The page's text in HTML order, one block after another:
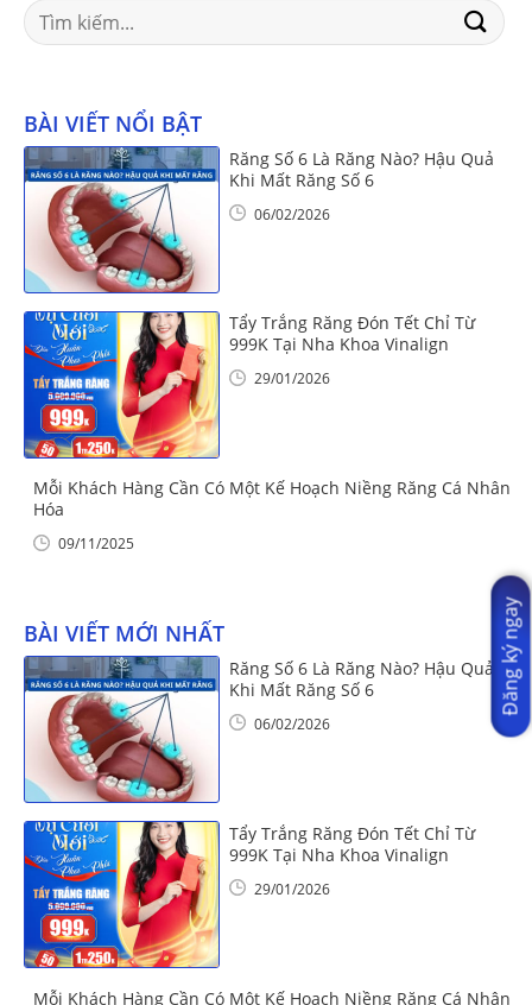
Search
for:
BÀI VIẾT NỔI BẬT
Răng Số 6 Là Răng Nào? Hậu Quả
Khi Mất Răng Số 6
06/02/2026
Tẩy Trắng Răng Đón Tết Chỉ Từ
999K Tại Nha Khoa Vinalign
29/01/2026
Mỗi Khách Hàng Cần Có Một Kế Hoạch Niềng Răng Cá Nhân
Hóa
09/11/2025
BÀI VIẾT MỚI NHẤT
Răng Số 6 Là Răng Nào? Hậu Quả
Khi Mất Răng Số 6
06/02/2026
Tẩy Trắng Răng Đón Tết Chỉ Từ
999K Tại Nha Khoa Vinalign
29/01/2026
Mỗi Khách Hàng Cần Có Một Kế Hoạch Niềng Răng Cá Nhân
Đăng ký ngay